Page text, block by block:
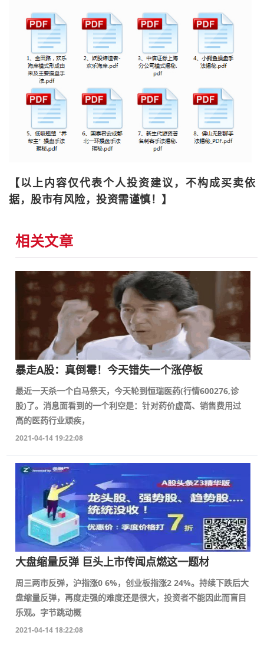
【以上内容仅代表个人投资建议，不构成买卖依
据，股市有风险，投资需谨慎！】
相关文章
暴走A股：真倒霉！今天错失一个涨停板
最近一天杀一个白马祭天，今天轮到恒瑞医药(行情600276,诊
股)了。消息面看到的一个利空是：针对药价虚高、销售费用过
高的医药行业顽疾，
2021-04-14 19:22:08
大盘缩量反弹 巨头上市传闻点燃这一题材
周三两市反弹，沪指涨0 6%，创业板指涨2 24%。持续下跌后大
盘缩量反弹，再度走强的难度还是很大，投资者不能因此而盲目
乐观。字节跳动概
2021-04-14 18:22:08